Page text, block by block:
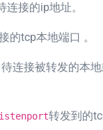
连接的ip地址。
的tcp本地端口 。
连接被转发的本
转发到的